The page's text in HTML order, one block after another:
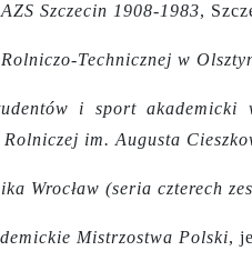
Szczecin 1908-1983,
Technicznej w
i sport
im. Augusta
Wrocław (seria czterech
Mistrzostwa Polski,